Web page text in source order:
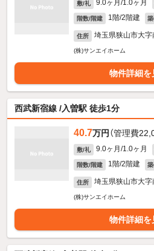
敷/礼 9.0ヶ月/1.0ヶ月
階数/階建 1階/2階建
住所 埼玉県狭山市大字
(株)サンエイホーム
物件詳細を
西武新宿線 /入曽駅 徒歩1分
40.7万円 （管理費
敷/礼 9.0ヶ月/1.0ヶ月
階数/階建 1階/2階建
住所 埼玉県狭山市大字
(株)サンエイホーム
物件詳細を